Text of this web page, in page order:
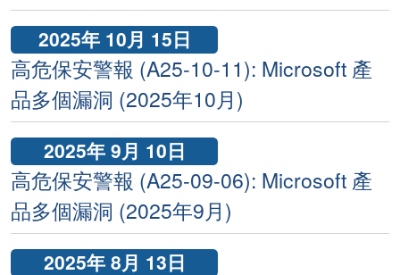
2025年 10月 15日
高危保安警報 (A25-10-11): Microsoft 產
品多個漏洞 (2025年10月)
2025年 9月 10日
高危保安警報 (A25-09-06): Microsoft 產
品多個漏洞 (2025年9月)
2025年 8月 13日